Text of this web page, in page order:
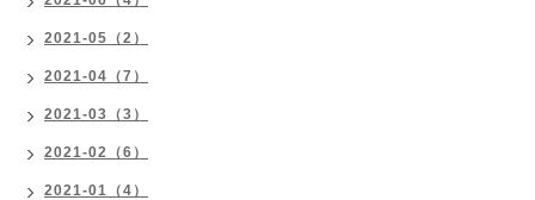
2021-05（2）
2021-04（7）
2021-03（3）
2021-02（6）
2021-01（4）